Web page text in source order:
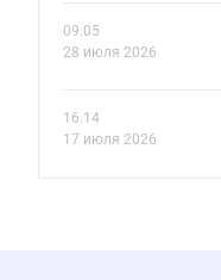
09.05
28 июля 2026
16.14
17 июля 2026